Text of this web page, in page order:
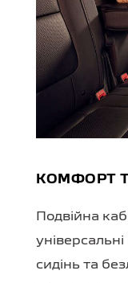
КОМФОРТ
Подвійна
універсальні
сидінь та